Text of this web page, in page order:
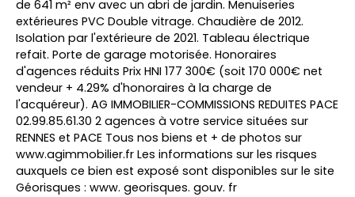
de 641 m² env avec un abri de jardin. Menuiseries
extérieures PVC Double vitrage. Chaudière de 2012.
Isolation par l'extérieure de 2021. Tableau électrique
refait. Porte de garage motorisée. Honoraires
d'agences réduits Prix HNI 177 300€ (soit 170 000€ net
vendeur + 4.29% d'honoraires à la charge de
l'acquéreur). AG IMMOBILIER-COMMISSIONS REDUITES PACE
02.99.85.61.30 2 agences à votre service situées sur
RENNES et PACE Tous nos biens et + de photos sur
www.agimmobilier.fr Les informations sur les risques
auxquels ce bien est exposé sont disponibles sur le site
Géorisques : www. georisques. gouv. fr